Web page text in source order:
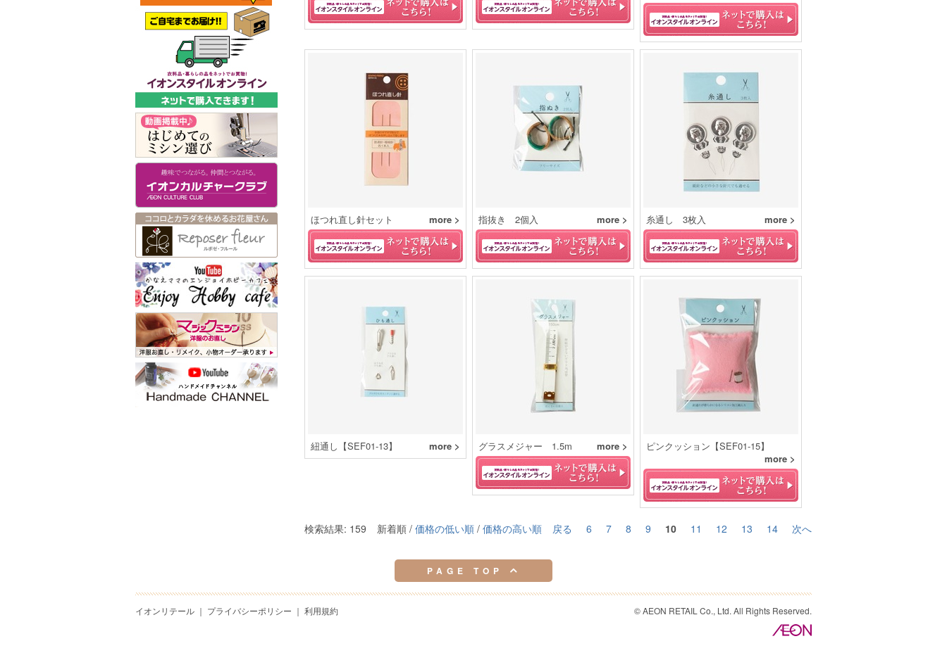
ほつれ直し針セット more > 指抜き 2個入 more > 糸通し 3枚入 more >
紐通し【SEF01-13】 more > グラスメジャー 1.5m more >
ピンクッション【SEF01-15】
more >
検索結果: 159 戻る 6 7 8 9 10 11 12 13 14 次へ
新着順 / 価格の低い順 / 価格の高い順
PAGE TOP
イオンリテール ｜ プライバシーポリシー ｜ 利用規約 © AEON RETAIL Co., Ltd. All Rights Reserved.